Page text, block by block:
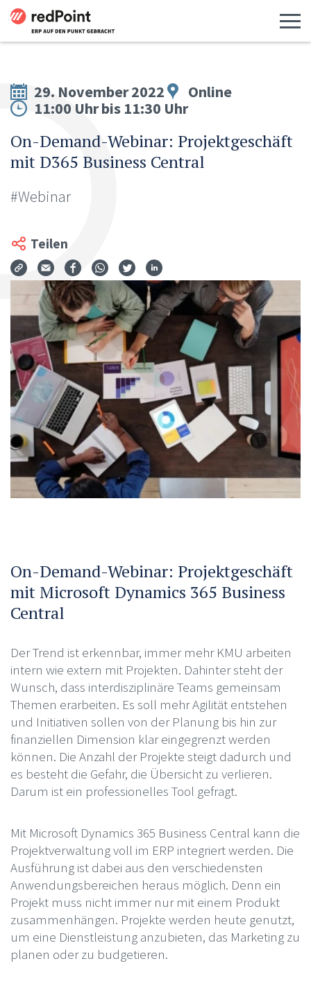
29. November 2022
Online
11:00 Uhr bis 11:30 Uhr
On-Demand-Webinar: Projektgeschäft
mit D365 Business Central
#Webinar
Teilen
Teilen
Via Mail teilen
Auf Facebook teilen
Auf WhatsApp teilen
Auf Twitter teilen
Auf LinkedIn teilen
On-Demand-Webinar: Projektgeschäft
mit Microsoft Dynamics 365 Business
Central
Der Trend ist erkennbar, immer mehr KMU arbeiten
intern wie extern mit Projekten. Dahinter steht der
Wunsch, dass interdisziplinäre Teams gemeinsam
Themen erarbeiten. Es soll mehr Agilität entstehen
und Initiativen sollen von der Planung bis hin zur
finanziellen Dimension klar eingegrenzt werden
können. Die Anzahl der Projekte steigt dadurch und
es besteht die Gefahr, die Übersicht zu verlieren.
Darum ist ein professionelles Tool gefragt.
Mit Microsoft Dynamics 365 Business Central kann die
Projektverwaltung voll im ERP integriert werden. Die
Ausführung ist dabei aus den verschiedensten
Anwendungsbereichen heraus möglich. Denn ein
Projekt muss nicht immer nur mit einem Produkt
zusammenhängen. Projekte werden heute genutzt,
um eine Dienstleistung anzubieten, das Marketing zu
planen oder zu budgetieren.